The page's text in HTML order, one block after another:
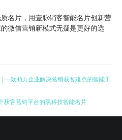
名片，用壹脉销客智能名片创新营
微信营销新模式无疑是更好的选
一款助力企业解决营销获客难点的智能工
获客营销平台的黑科技智能名片